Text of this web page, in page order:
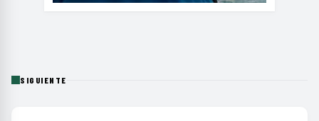
SIGUIENTE